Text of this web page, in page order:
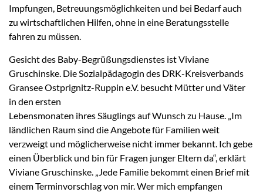
Impfungen, Betreuungsmöglichkeiten und bei Bedarf auch
zu wirtschaftlichen Hilfen, ohne in eine Beratungsstelle
fahren zu müssen.
Gesicht des Baby-Begrüßungsdienstes ist Viviane
Gruschinske. Die Sozialpädagogin des DRK-Kreisverbands
Gransee Ostprignitz-Ruppin e.V. besucht Mütter und Väter
in den ersten
Lebensmonaten ihres Säuglings auf Wunsch zu Hause. „Im
ländlichen Raum sind die Angebote für Familien weit
verzweigt und möglicherweise nicht immer bekannt. Ich gebe
einen Überblick und bin für Fragen junger Eltern da“, erklärt
Viviane Gruschinske. „Jede Familie bekommt einen Brief mit
einem Terminvorschlag von mir. Wer mich empfangen